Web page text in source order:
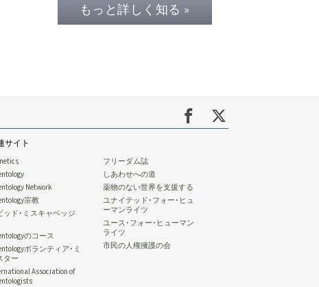
もっと詳しく知る »
サイト
Network
宗教
ッド･ミスキャベッジ
のコース
ボランティア･ミ
ター
Association of
フリーダム誌
しあわせへの道
薬物のない世界を支援する
ユナイテッド･フォー･ヒュ
ーマンライツ
ユース･フォー･ヒューマン
ライツ
市民の人権擁護の会